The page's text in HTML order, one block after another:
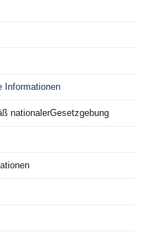
Informationen
nationalerGesetzgebung